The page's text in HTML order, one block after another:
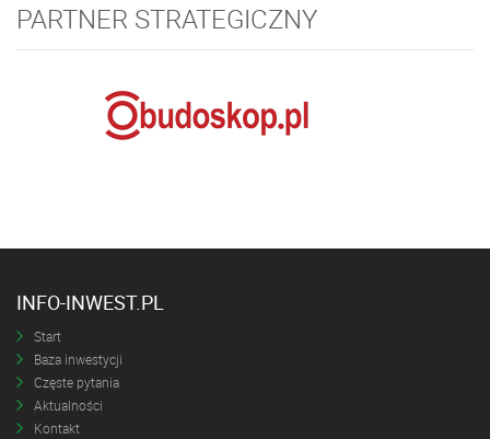
PARTNER STRATEGICZNY
INFO-INWEST.PL
Start
Baza inwestycji
Częste pytania
Aktualności
Kontakt